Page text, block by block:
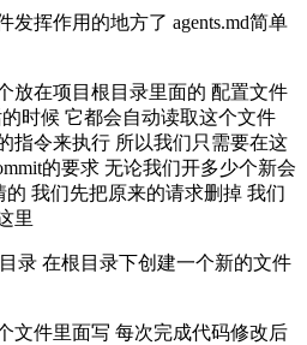
发挥作用的地方了 agents.md简单
放在项目根目录里面的 配置文件
时候 它都会自动读取这个文件
指令来执行 所以我们只需要在这
的要求 无论我们开多少个新会
的 我们先把原来的请求删掉 我们
里
录 在根目录下创建一个新的文件
文件里面写 每次完成代码修改后